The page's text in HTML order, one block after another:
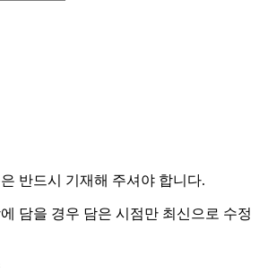
반드시 기재해 주셔야 합니다.
담을 경우 담은 시점만 최신으로 수정